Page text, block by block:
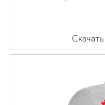
Скачать